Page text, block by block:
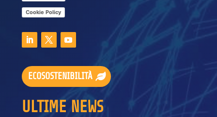
Cookie Policy
ECOSOSTENIBILITÀ
ULTIME NEWS